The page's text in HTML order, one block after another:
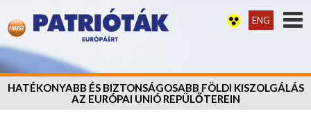
ENG
HATÉKONYABB ÉS BIZTONSÁGOSABB FÖLDI KISZOLGÁLÁS
AZ EURÓPAI UNIÓ REPÜLŐTEREIN